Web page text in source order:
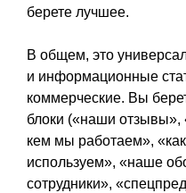
берете лучшее.
В общем, это
и информационные
коммерческие. Вы
блоки («наши
кем мы работаем»,
используем», «наше
сотрудники»,